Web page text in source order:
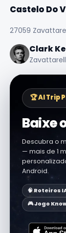
Castelo Do
27059
Clark
🏆 AI Trip
Baixe
Descubra o
— mais de 1
Android.
🧠 Roteiros
🎮 Jogo